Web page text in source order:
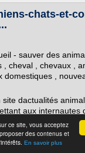
ce site, vous acceptez
des contenus et
En savoir plus
chats-et-
- sauver des
, cheval , chevaux ,
domestiques ,
dactualités
aux internautes
animaux.
protection,